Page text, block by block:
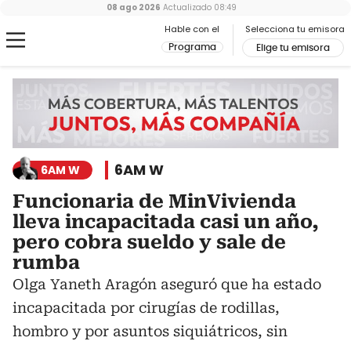
Hable con el
Programa
Selecciona tu emisora
Elige tu emisora
08 ago 2026 Actualizado 08:49
6AM W 6AM W
Funcionaria de MinVivienda
lleva incapacitada casi un año,
pero cobra sueldo y sale de
rumba
Olga Yaneth Aragón aseguró que ha estado
incapacitada por cirugías de rodillas,
hombro y por asuntos siquiátricos, sin